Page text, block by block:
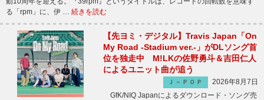
る「rpm」に、伊 … 続きを読む
【先ヨミ・デジタル】Travis Japan「On
My Road -Stadium ver.-」がDLソング首
位を独走中 M!LKの佐野勇斗＆吉田仁人
によるユニット曲が追う
Ｊ－ＰＯＰ
2026年8月7日
GfK/NIQ Japanによるダウンロード・ソング売